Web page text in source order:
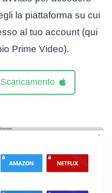
la piattaforma su cui
al tuo account (qui
Prime Video).
Scaricamento